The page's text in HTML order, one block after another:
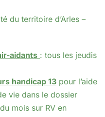
du territoire d’Arles –
aidants : tous les jeudis
handicap 13 pour l’aide
vie dans le dossier
mois sur RV en